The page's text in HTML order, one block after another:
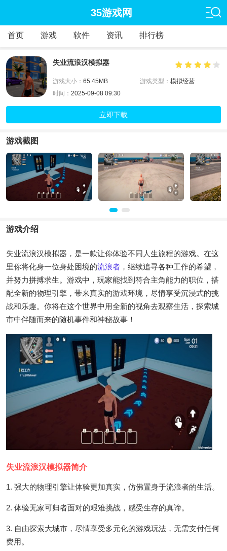
35游戏网
首页 游戏 软件 资讯 排行榜
失业流浪汉模拟器
游戏大小： 65.45MB 游戏类型： 模拟经营
时间： 2025-09-08 09:30
立即下载
游戏截图
游戏介绍
失业流浪汉模拟器，是一款让你体验不同人生旅程的游戏。在这
里你将化身一位身处困境的流浪者 ，继续追寻各种工作的希望，
并努力拼搏求生。游戏中，玩家能找到符合主角能力的职位，搭
配全新的物理引擎，带来真实的游戏环境，尽情享受沉浸式的挑
战和乐趣。你将在这个世界中用全新的视角去观察生活，探索城
市中伴随而来的随机事件和神秘故事！
失业流浪汉模拟器简介
1. 强大的物理引擎让体验更加真实，仿佛置身于流浪者的生活。
2. 体验无家可归者面对的艰难挑战，感受生存的真谛。
3. 自由探索大城市，尽情享受多元化的游戏玩法，无需支付任何
费用。